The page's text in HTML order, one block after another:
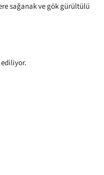
sağanak ve gök gürültülü